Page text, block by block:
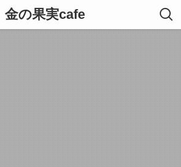
金の果実cafe